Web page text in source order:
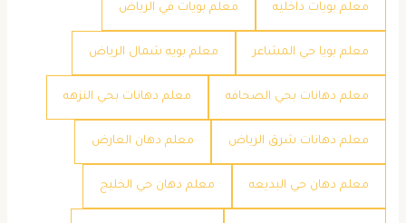
معلم بويات داخليه معلم بويات في الرياض
معلم بويا حي المشاعر معلم بويه شمال الرياض
معلم دهانات بحي الصحافه معلم دهانات بحي النزهه
معلم دهانات شرق الرياض معلم دهان العارض
معلم دهان حي البديعه معلم دهان حي الخليج